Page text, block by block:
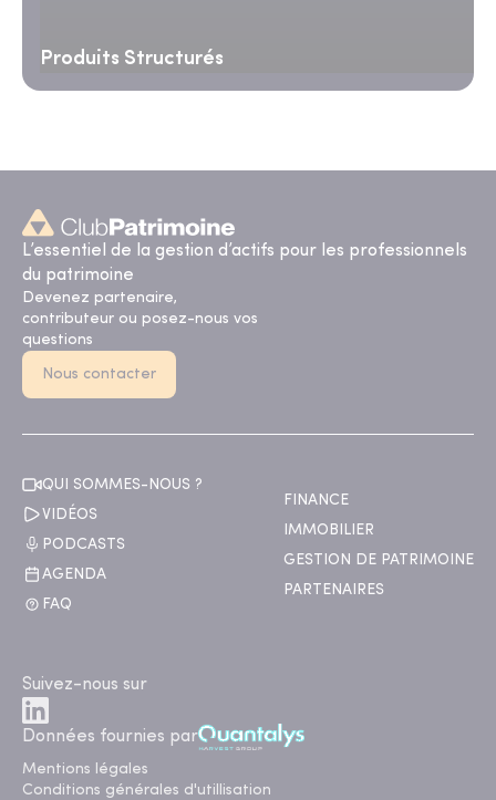
Produits Structurés
L’essentiel de la gestion d’actifs pour les professionnels
du patrimoine
Devenez partenaire,
contributeur ou posez-nous vos
questions
Nous contacter
QUI SOMMES-NOUS ?
VIDÉOS
PODCASTS
AGENDA
FAQ
FINANCE
IMMOBILIER
GESTION DE PATRIMOINE
PARTENAIRES
Suivez-nous sur
Données fournies par
Mentions légales
Conditions générales d'utillisation